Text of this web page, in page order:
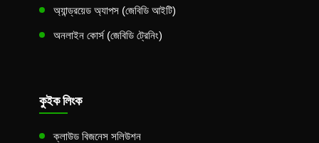
অ্যান্ড্রয়েড অ্যাপস (জেবিডি আইটি)
অনলাইন কোর্স (জেবিডি ট্রেনিং)
কুইক লিংক
ক্লাউড বিজনেস সলিউশন